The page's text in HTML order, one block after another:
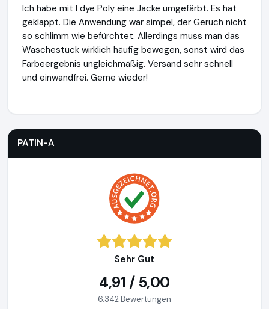
Ich habe mit I dye Poly eine Jacke umgefärbt. Es hat
geklappt. Die Anwendung war simpel, der Geruch nicht
so schlimm wie befürchtet. Allerdings muss man das
Wäschestück wirklich häufig bewegen, sonst wird das
Färbeergebnis ungleichmäßig. Versand sehr schnell
und einwandfrei. Gerne wieder!
PATIN-A
Sehr Gut
4,91 / 5,00
6.342 Bewertungen